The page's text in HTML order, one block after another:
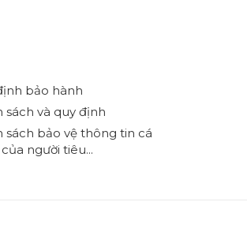
bảo hành
sách và quy định
sách bảo vệ thông tin cá
người tiêu...